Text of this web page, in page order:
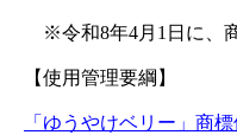
※令和8年4月1日に、
【使用管理要綱】
「ゆうやけベリー」商